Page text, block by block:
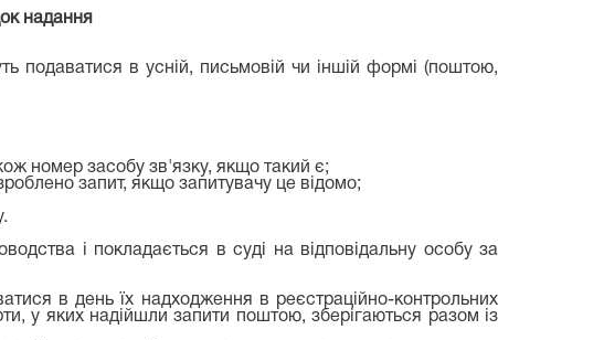
надання
подаватися в усній, письмовій чи іншій формі (поштою,
номер засобу зв'язку, якщо такий є;
запит, якщо запитувачу це відомо;
і покладається в суді на відповідальну особу за
в день їх надходження в реєстраційно-контрольних
у яких надійшли запити поштою, зберігаються разом із